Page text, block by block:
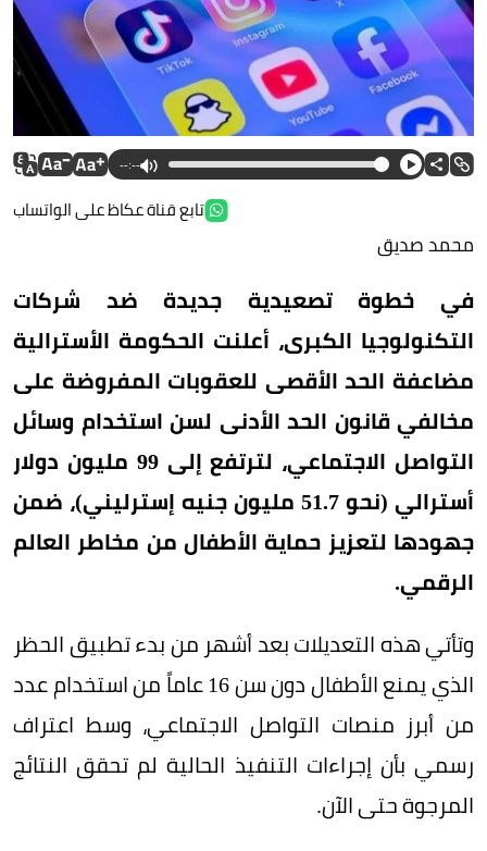
--:--
تابع قناة عكاظ على الواتساب
محمد صديق
في خطوة تصعيدية جديدة ضد شركات
التكنولوجيا الكبرى، أعلنت الحكومة الأسترالية
مضاعفة الحد الأقصى للعقوبات المفروضة على
مخالفي قانون الحد الأدنى لسن استخدام وسائل
التواصل الاجتماعي، لترتفع إلى 99 مليون دولار
أسترالي (نحو 51.7 مليون جنيه إسترليني)، ضمن
جهودها لتعزيز حماية الأطفال من مخاطر العالم
الرقمي.
وتأتي هذه التعديلات بعد أشهر من بدء تطبيق الحظر
الذي يمنع الأطفال دون سن 16 عاماً من استخدام عدد
من أبرز منصات التواصل الاجتماعي، وسط اعتراف
رسمي بأن إجراءات التنفيذ الحالية لم تحقق النتائج
المرجوة حتى الآن.